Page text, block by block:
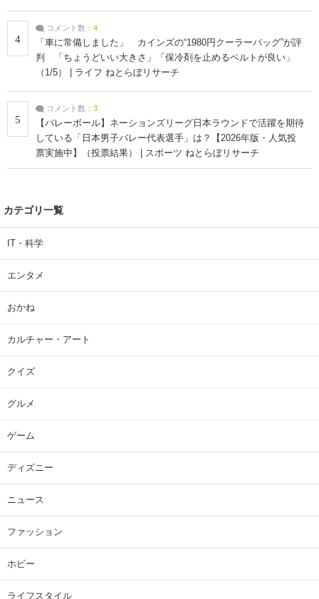
4
コメント数： 4
「車に常備しました」 カインズの“1980円クーラーバッグ”が評
判 「ちょうどいい大きさ」「保冷剤を止めるベルトが良い」
（1/5） | ライフ ねとらぼリサーチ
5
コメント数： 3
【バレーボール】ネーションズリーグ日本ラウンドで活躍を期待
している「日本男子バレー代表選手」は？【2026年版・人気投
票実施中】（投票結果） | スポーツ ねとらぼリサーチ
カテゴリ一覧
IT・科学
エンタメ
おかね
カルチャー・アート
クイズ
グルメ
ゲーム
ディズニー
ニュース
ファッション
ホビー
ライフスタイル